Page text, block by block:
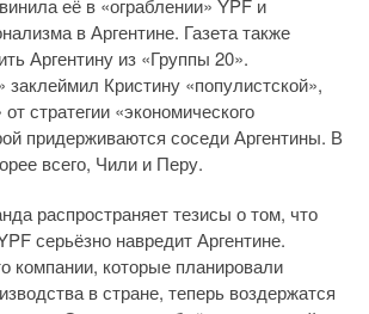
её в «ограблении» YPF и
в Аргентине. Газета также
Аргентину из «Группы 20».
заклеймил Кристину «популистской»,
стратегии «экономического
придерживаются соседи Аргентины. В
всего, Чили и Перу.
распространяет тезисы о том, что
серьёзно навредит Аргентине.
компании, которые планировали
в стране, теперь воздержатся